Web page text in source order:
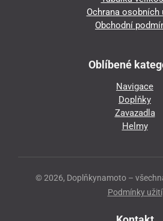
Ochrana osobních
Obchodní
Oblíbené
Navigace
Doplňky
Zavazadla
Helmy
© 2026, Doplňkynamoto –
Podmínky užití